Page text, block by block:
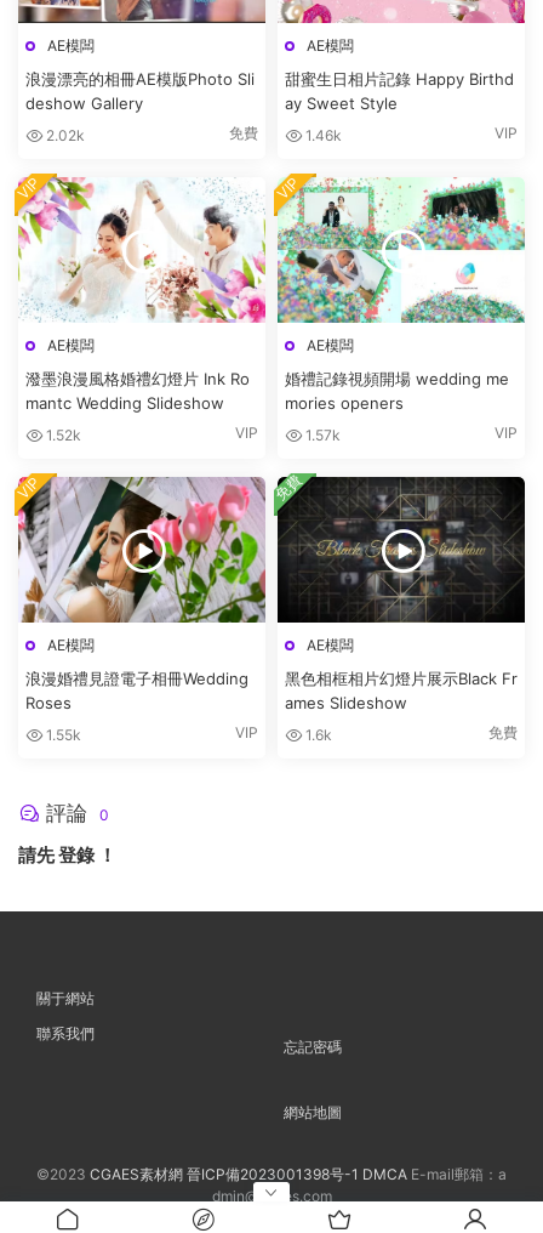
AE模闆
浪漫漂亮的相冊AE模版Photo Sli
deshow Gallery
2.02k 免費
AE模闆
甜蜜生日相片記錄 Happy Birthd
ay Sweet Style
1.46k VIP
AE模闆
潑墨浪漫風格婚禮幻燈片 Ink Ro
mantc Wedding Slideshow
1.52k VIP
VIP
AE模闆
婚禮記錄視頻開場 wedding me
mories openers
1.57k VIP
VIP
AE模闆
浪漫婚禮見證電子相冊Wedding
Roses
1.55k VIP
VIP
AE模闆
黑色相框相片幻燈片展示Black Fr
ames Slideshow
1.6k 免費
免費
評論 0
請先登錄！
關于網站
聯系我們
忘記密碼
網站地圖
©2023 CGAES素材網 晉ICP備2023001398号-1 DMCA E-mail郵箱：a
dmin@cgaes.com